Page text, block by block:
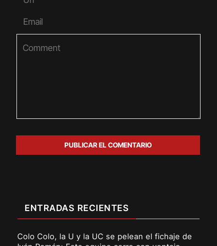
ENTRADAS RECIENTES
Colo Colo, la U y la UC se pelean el fichaje de